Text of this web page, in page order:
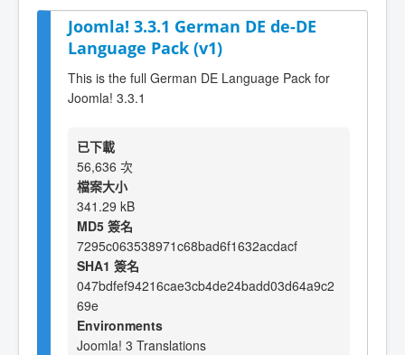
Joomla! 3.3.1 German DE de-DE
Language Pack (v1)
This is the full German DE Language Pack for
Joomla! 3.3.1
已下載
56,636 次
檔案大小
341.29 kB
MD5 簽名
7295c063538971c68bad6f1632acdacf
SHA1 簽名
047bdfef94216cae3cb4de24badd03d64a9c2
69e
Environments
Joomla! 3 Translations